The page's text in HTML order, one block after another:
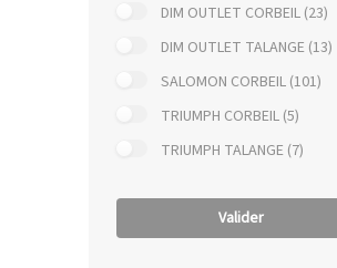
DIM OUTLET CORBEIL (23)
DIM OUTLET TALANGE (13)
SALOMON CORBEIL (101)
TRIUMPH CORBEIL (5)
TRIUMPH TALANGE (7)
Valider